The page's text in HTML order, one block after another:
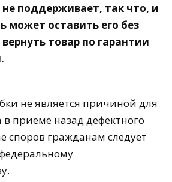
не поддерживает, так что, и
может оставить его без
товар по гарантии
не является причиной для
в приеме назад дефектного
споров гражданам следует